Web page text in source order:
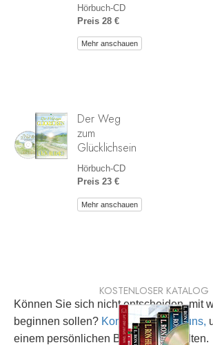
Hörbuch-CD
Preis 28 €
Mehr anschauen
Der Weg
zum
Glücklichsein
Hörbuch-CD
Preis 23 €
Mehr anschauen
Können Sie sich nicht entscheiden, mit
beginnen sollen? Kontaktieren Sie uns,
einem persönlichen Berater zu erhalten.
KOSTENLOSER KATALOG